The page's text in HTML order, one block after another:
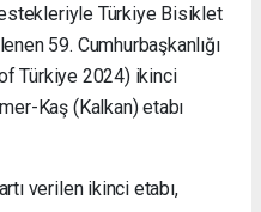
Türkiye Bisiklet
59. Cumhurbaşkanlığı
Türkiye 2024) ikinci
Kaş (Kalkan) etabı
verilen ikinci etabı,